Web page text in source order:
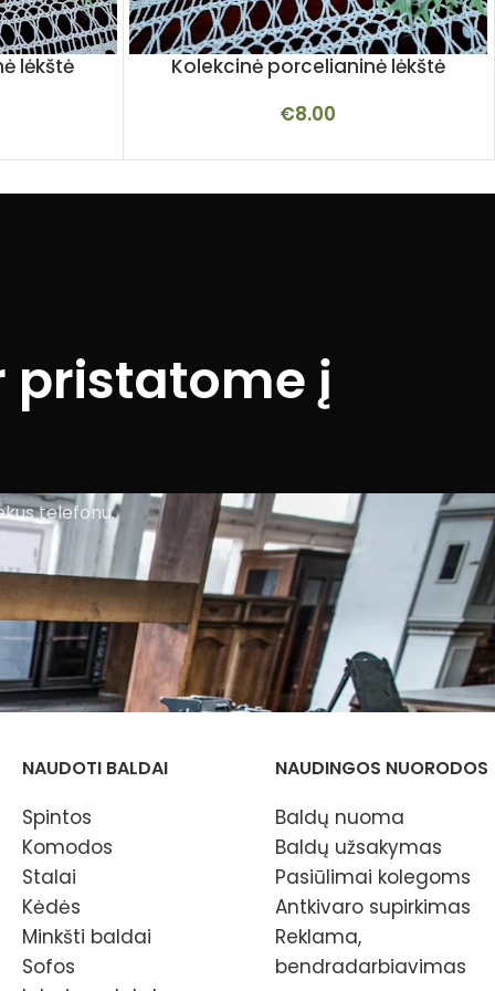
lėkštė
Kolekcinė porcelianinė lėkštė
€8.00
pristatome į
telefonu.
NAUDOTI BALDAI
Spintos
Komodos
Stalai
Kėdės
Minkšti baldai
Sofos
NAUDINGOS NUORODOS
Baldų nuoma
Baldų užsakymas
Pasiūlimai kolegoms
Antkivaro supirkimas
Reklama,
bendradarbiavimas